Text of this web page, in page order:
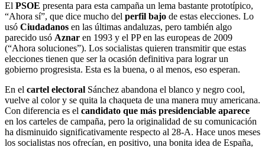
El PSOE presenta para esta campaña un lema bastante prototípico,
“Ahora sí”, que dice mucho del perfil bajo de estas elecciones. Lo
usó Ciudadanos en las últimas andaluzas, pero también algo
parecido usó Aznar en 1993 y el PP en las europeas de 2009
(“Ahora soluciones”). Los socialistas quieren transmitir que estas
elecciones tienen que ser la ocasión definitiva para lograr un
gobierno progresista. Esta es la buena, o al menos, eso esperan.
En el cartel electoral Sánchez abandona el blanco y negro cool,
vuelve al color y se quita la chaqueta de una manera muy americana.
Con diferencia es el candidato que más presidenciable aparece
en los carteles de campaña, pero la originalidad de su comunicación
ha disminuido significativamente respecto al 28-A. Hace unos meses
los socialistas nos ofrecían, en positivo, una bonita idea de España,